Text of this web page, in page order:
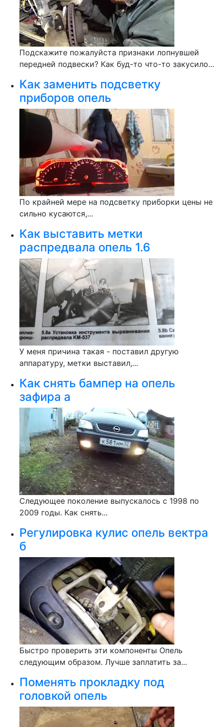
Подскажите пожалуйста признаки лопнувшей
передней подвески? Как буд-то что-то закусило...
Как заменить подсветку
приборов опель
По крайней мере на подсветку приборки цены не
сильно кусаются,...
Как выставить метки
распредвала опель 1.6
У меня причина такая - поставил другую
аппаратуру, метки выставил,...
Как снять бампер на опель
зафира а
Следующее поколение выпускалось с 1998 по
2009 годы. Как снять...
Регулировка кулис опель вектра
б
Быстро проверить эти компоненты Опель
следующим образом. Лучше заплатить за...
Поменять прокладку под
головкой опель